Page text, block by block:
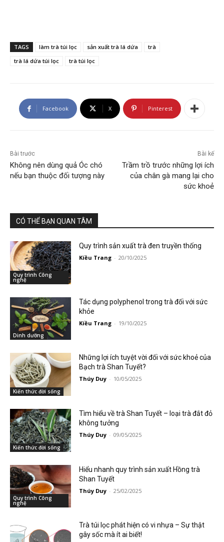
TAGS làm trà túi lọc sản xuất trà lá dứa
trà
trà lá dứa túi lọc
trà túi lọc
Facebook X Pinterest
Bài trước
Không nên dùng quả Óc chó
nếu bạn thuộc đối tượng này
Bài kế
Trầm trồ trước những lợi ích
của chân gà mang lại cho
sức khoẻ
CÓ THỂ BẠN QUAN TÂM
Quy trình Công
nghệ
Quy trình sản xuất trà đen truyền thống
Kiều Trang - 20/10/2025
Dinh dưỡng
Tác dụng polyphenol trong trà đối với sức
khỏe
Kiều Trang - 19/10/2025
Kiến thức đời sống
Những lợi ích tuyệt vời đối với sức khoẻ của
Bạch trà Shan Tuyết?
Thúy Duy - 10/05/2025
Kiến thức đời sống
Tìm hiểu về trà Shan Tuyết – loại trà đắt đỏ
không tưởng
Thúy Duy - 09/05/2025
Quy trình Công
nghệ
Hiểu nhanh quy trình sản xuất Hồng trà
Shan Tuyết
Thúy Duy - 25/02/2025
Trà túi lọc phát hiện có vi nhựa – Sự thật
gây sốc mà ít ai biết!